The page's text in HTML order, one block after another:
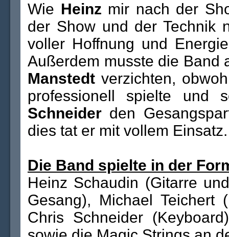
Wie Heinz mir nach der
der Show und der Technik
voller Hoffnung und
Außerdem musste die
Manstedt verzichten,
professionell spielte und
Schneider den
dies tat er mit vollem Einsatz.
Die Band spielte in der
Heinz Schaudin (Gitarre
Gesang), Michael Teichert
Chris Schneider